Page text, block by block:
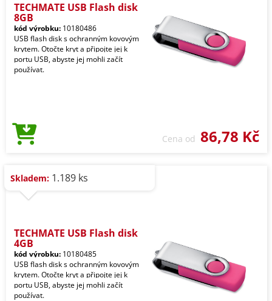
TECHMATE USB Flash disk
8GB
kód výrobku: 10180486
USB flash disk s ochranným kovovým
krytem. Otočte kryt a připojte jej k
portu USB, abyste jej mohli začít
používat.
Cena od 86,78 Kč
Skladem: 1.189 ks
TECHMATE USB Flash disk
4GB
kód výrobku: 10180485
USB flash disk s ochranným kovovým
krytem. Otočte kryt a připojte jej k
portu USB, abyste jej mohli začít
používat.